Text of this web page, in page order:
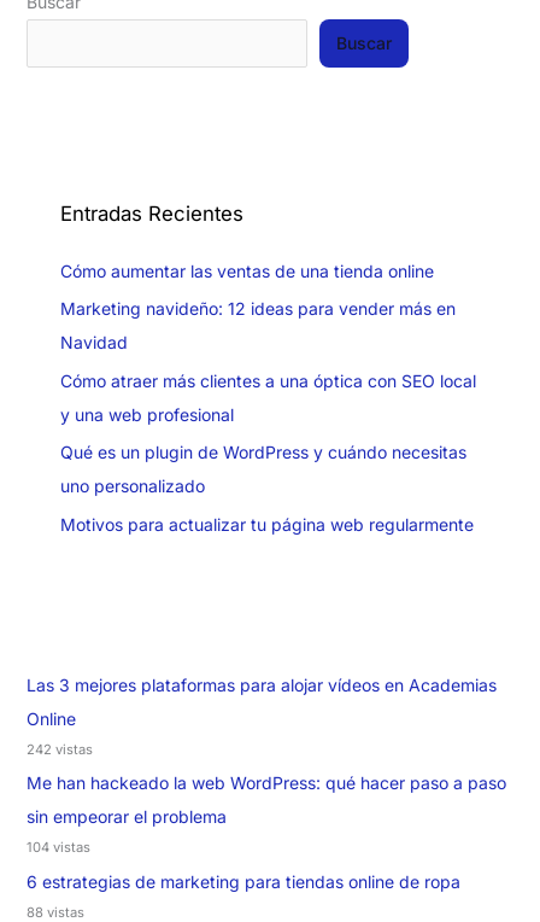
Buscar
Entradas Recientes
Cómo aumentar las ventas de una tienda online
Marketing navideño: 12 ideas para vender más en
Navidad
Cómo atraer más clientes a una óptica con SEO local
y una web profesional
Qué es un plugin de WordPress y cuándo necesitas
uno personalizado
Motivos para actualizar tu página web regularmente
Las 3 mejores plataformas para alojar vídeos en Academias
Online
242 vistas
Me han hackeado la web WordPress: qué hacer paso a paso
sin empeorar el problema
104 vistas
6 estrategias de marketing para tiendas online de ropa
88 vistas